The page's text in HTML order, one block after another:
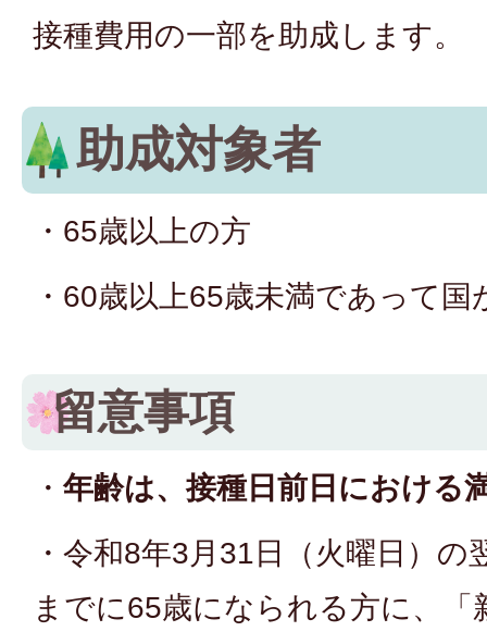
接種費用の一部を助成します。
助成対象者
・65歳以上の方
・60歳以上65歳未満であって
留意事項
・ 年齢は、接種日前日における
・令和8年3月31日（火曜日）の
までに65歳になられる方に、